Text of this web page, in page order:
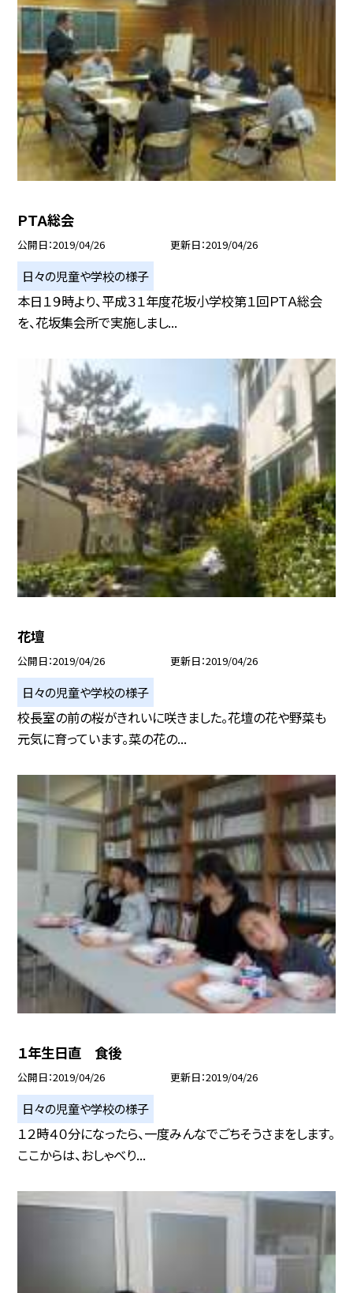
ＰＴＡ総会
公開日 2019/04/26 更新日 2019/04/26
日々の児童や学校の様子
本日１９時より、平成３１年度花坂小学校第１回ＰＴＡ総会
を、花坂集会所で実施しまし...
花壇
公開日 2019/04/26 更新日 2019/04/26
日々の児童や学校の様子
校長室の前の桜がきれいに咲きました。花壇の花や野菜も
元気に育っています。菜の花の...
１年生日直 食後
公開日 2019/04/26 更新日 2019/04/26
日々の児童や学校の様子
１２時４０分になったら、一度みんなでごちそうさまをします。
ここからは、おしゃべり...